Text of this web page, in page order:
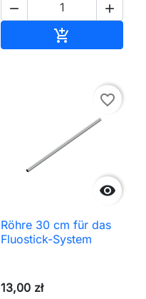
 


favorite_border
Röhre 30 cm für das
Fluostick-System
13,00 zł